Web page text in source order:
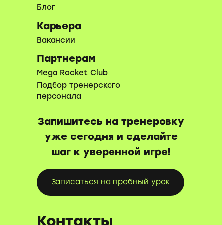
Записаться на пробный урок
Контакты
Партнерам
Карьера
Запишитесь на тренеровку
уже сегодня и сделайте
шаг к уверенной игре!
Вакансии
Блог
Mega Rocket Club
Подбор тренерского
персонала